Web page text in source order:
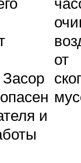
и
от